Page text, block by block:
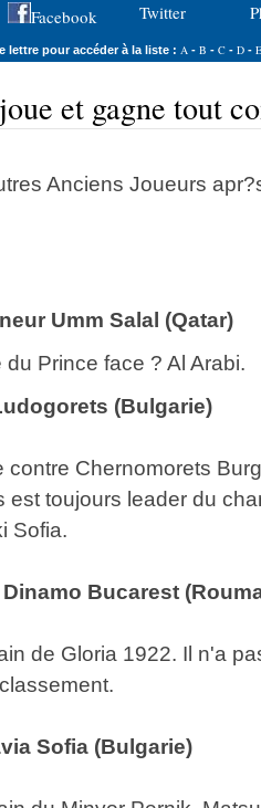
Facebook Twitter
lettre pour accéder à la liste : A - B - C- D- E
et gagne tout
Anciens Joueurs
Umm Salal (Qatar)
Prince face ? Al Arabi.
(Bulgarie)
contre Chernomorets
est toujours leader du
Sofia.
Bucarest
de Gloria 1922. Il n'a
Sofia (Bulgarie)